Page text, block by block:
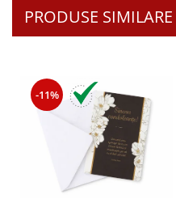
PRODUSE SIMILARE
-11%